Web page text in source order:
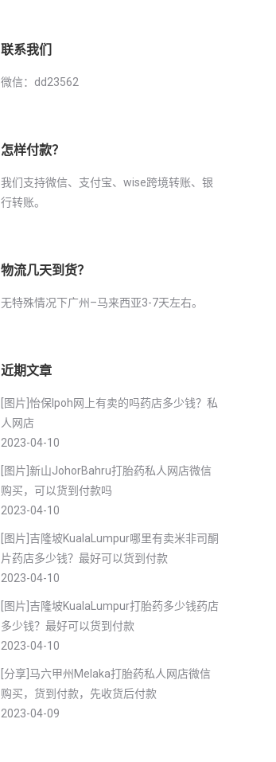
联系我们
微信：dd23562
怎样付款？
我们支持微信、支付宝、wise跨境转账、银
行转账。
物流几天到货？
无特殊情况下广州–马来西亚3-7天左右。
近期文章
[图片]怡保lpoh网上有卖的吗药店多少钱？私
人网店
2023-04-10
[图片]新山JohorBahru打胎药私人网店微信
购买，可以货到付款吗
2023-04-10
[图片]吉隆坡KualaLumpur哪里有卖米非司酮
片药店多少钱？最好可以货到付款
2023-04-10
[图片]吉隆坡KualaLumpur打胎药多少钱药店
多少钱？最好可以货到付款
2023-04-10
[分享]马六甲州Melaka打胎药私人网店微信
购买，货到付款，先收货后付款
2023-04-09